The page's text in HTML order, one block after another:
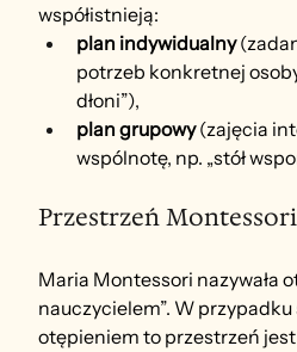
współistnieją:
plan indywidualny
potrzeb konkretnej
dłoni”),
plan grupowy (zajęcia
wspólnotę, np. „stół
Przestrzeń
Maria Montessori nazywała
nauczycielem”. W
otępieniem to przestrzeń